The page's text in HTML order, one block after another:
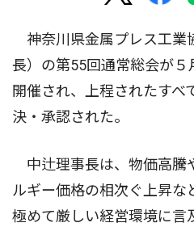
神奈川県金属プレス工業
長）の第55回通常総会が
開催され、上程されたすべ
決・承認された。
中辻理事長は、物価高騰
ルギー価格の相次ぐ上昇な
極めて厳しい経営環境に言